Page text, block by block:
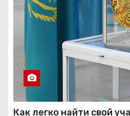
Как легко найти свой